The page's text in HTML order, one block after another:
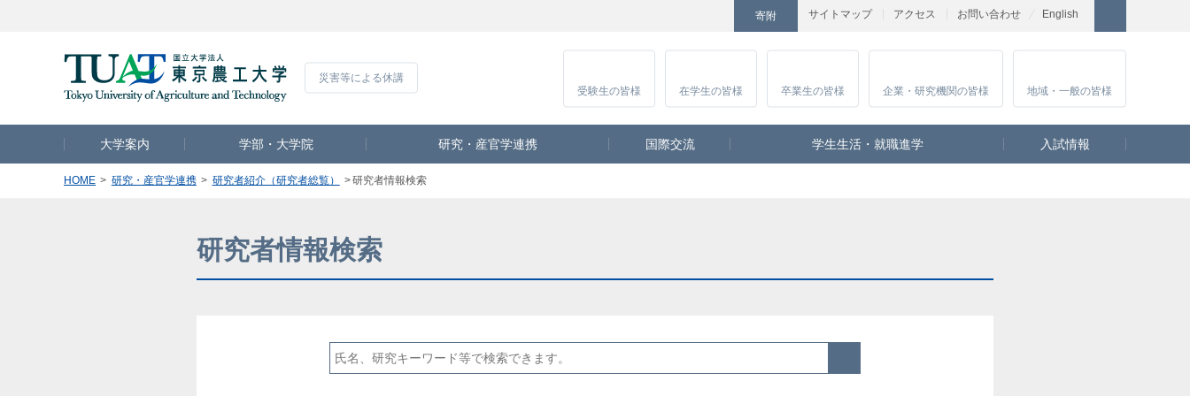
サイトマップ アクセス お問い合わせ
寄附 English
Instagram
災害等による休講
受験生の皆様 在学生の皆様 卒業生の皆様 企業・研究機関の皆様 地域・一般の皆様
大学案内 学部・大学院 研究・産官学連携 国際交流 学生生活・就職進学 入試情報
HOME 研究・産官学連携 研究者紹介（研究者総覧） 研究者情報検索
研究者情報検索